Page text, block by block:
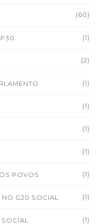
(60)
(1)
(2)
(1)
(1)
(1)
(1)
POVOS (1)
G20 SOCIAL (1)
(1)